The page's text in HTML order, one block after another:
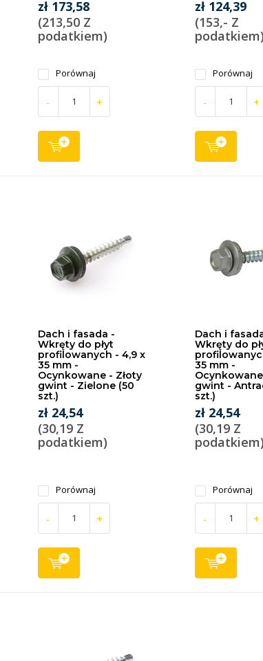
zł 173,58
(213,50 Z
podatkiem)
Porównaj
- +
zł 124,39
(153,- Z
podatkiem)
Porównaj
- +
Dach i fasada -
Wkręty do płyt
profilowanych - 4,9 x
35 mm -
Ocynkowane - Złoty
gwint - Zielone (50
szt.)
zł 24,54
(30,19 Z
podatkiem)
Porównaj
- +
Dach i
Wkręty do
35 mm -
gwint -
szt.)
zł 24,54
(30,19 Z
podatkiem)
Porównaj
- +